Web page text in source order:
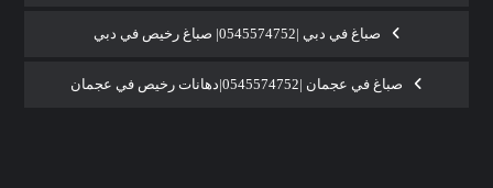
صباغ في دبي |0545574752| صباغ رخيص في دبي
صباغ في عجمان |0545574752|دهانات رخيص في عجمان